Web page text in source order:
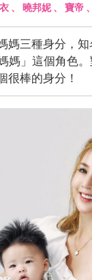
、 曉邦妮、 寶帝、
媽三種身分，
媽」這個角色
很棒的身分！